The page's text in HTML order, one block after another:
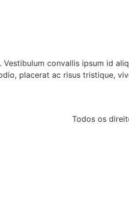
convallis ipsum id
placerat ac risus tristique,
Todos os